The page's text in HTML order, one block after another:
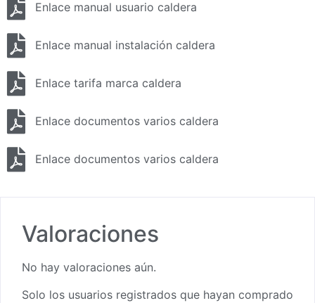
Enlace manual usuario caldera
Enlace manual instalación caldera
Enlace tarifa marca caldera
Enlace documentos varios caldera
Enlace documentos varios caldera
Valoraciones
No hay valoraciones aún.
Solo los usuarios registrados que hayan comprado